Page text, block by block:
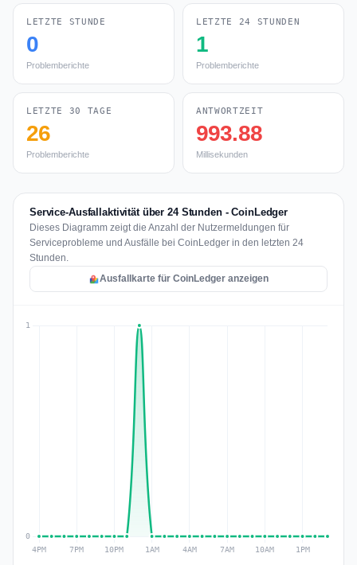
LETZTE STUNDE
0
Problemberichte
LETZTE 24 STUNDEN
1
Problemberichte
LETZTE 30 TAGE
26
Problemberichte
ANTWORTZEIT
993.88
Millisekunden
Service-Ausfallaktivität über 24 Stunden - CoinLedger
Dieses Diagramm zeigt die Anzahl der Nutzermeldungen für
Serviceprobleme und Ausfälle bei CoinLedger in den letzten 24
Stunden.
Ausfallkarte für CoinLedger anzeigen